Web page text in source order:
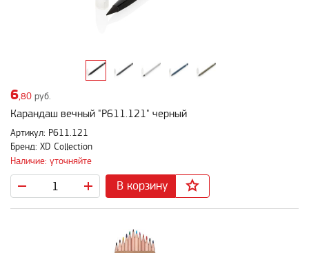
6 ,80 руб.
Карандаш вечный "P611.121" черный
Артикул: P611.121
Бренд: XD Collection
Наличие: уточняйте
В корзину